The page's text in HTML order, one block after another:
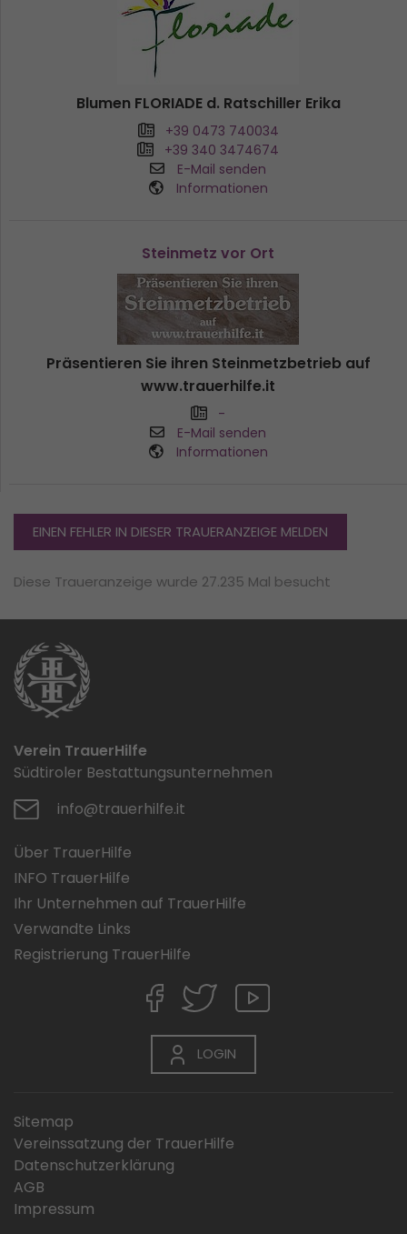
Blumen FLORIADE d. Ratschiller Erika
+39 0473 740034
+39 340 3474674
E-Mail senden
Informationen
Steinmetz vor Ort
Präsentieren Sie ihren Steinmetzbetrieb auf
www.trauerhilfe.it
-
E-Mail senden
Informationen
EINEN FEHLER IN DIESER TRAUERANZEIGE MELDEN
Diese Traueranzeige wurde 27.235 Mal besucht
Verein TrauerHilfe
Südtiroler Bestattungsunternehmen
info@trauerhilfe.it
Über TrauerHilfe
INFO TrauerHilfe
Ihr Unternehmen auf TrauerHilfe
Verwandte Links
Registrierung TrauerHilfe
LOGIN
Sitemap
Vereinssatzung der TrauerHilfe
Datenschutzerklärung
AGB
Impressum